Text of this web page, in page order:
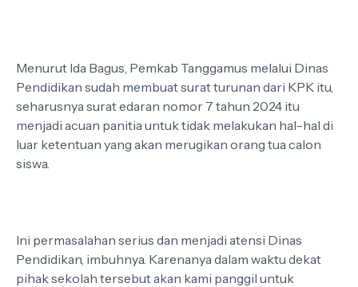
Menurut Ida Bagus, Pemkab Tanggamus melalui Dinas
Pendidikan sudah membuat surat turunan dari KPK itu,
seharusnya surat edaran nomor 7 tahun 2024 itu
menjadi acuan panitia untuk tidak melakukan hal-hal di
luar ketentuan yang akan merugikan orang tua calon
siswa.
Ini permasalahan serius dan menjadi atensi Dinas
Pendidikan, imbuhnya. Karenanya dalam waktu dekat
pihak sekolah tersebut akan kami panggil untuk